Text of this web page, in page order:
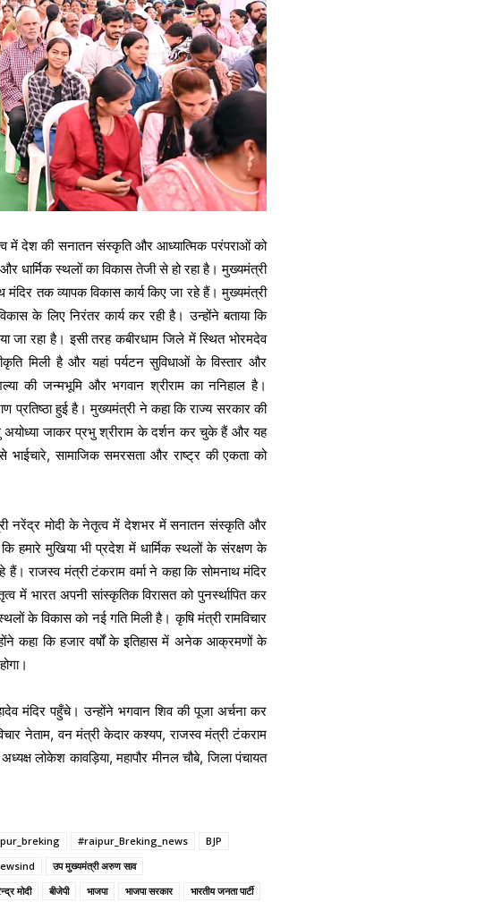
में देश की सनातन संस्कृति और आध्यात्मिक परंपराओं को
धार्मिक स्थलों का विकास तेजी से हो रहा है। मुख्यमंत्री
तक व्यापक विकास कार्य किए जा रहे हैं। मुख्यमंत्री
के लिए निरंतर कार्य कर रही है। उन्होंने बताया कि
जा रहा है। इसी तरह कबीरधाम जिले में स्थित भोरमदेव
मिली है और यहां पर्यटन सुविधाओं के विस्तार और
की जन्मभूमि और भगवान श्रीराम का ननिहाल है।
प्रतिष्ठा हुई है। मुख्यमंत्री ने कहा कि राज्य सरकार की
जाकर प्रभु श्रीराम के दर्शन कर चुके हैं और यह
सामाजिक समरसता और राष्ट्र की एकता को
नरेंद्र मोदी के नेतृत्व में देशभर में सनातन संस्कृति और
हमारे मुखिया भी प्रदेश में धार्मिक स्थलों के संरक्षण के
राजस्व मंत्री टंकराम वर्मा ने कहा कि सोमनाथ मंदिर
में भारत अपनी सांस्कृतिक विरासत को पुनर्स्थापित कर
के विकास को नई गति मिली है। कृषि मंत्री रामविचार
कहा कि हजार वर्षों के इतिहास में अनेक आक्रमणों के
मंदिर पहुँचे। उन्होंने भगवान शिव की पूजा अर्चना कर
नेताम, वन मंत्री केदार कश्यप, राजस्व मंत्री टंकराम
लोकेश कावड़िया, महापौर मीनल चौबे, जिला पंचायत
#raipur_Breking_news
BJP
उप मुख्यमंत्री अरुण साव
मोदी बीजेपी भाजपा भाजपा सरकार भारतीय जनता पार्टी